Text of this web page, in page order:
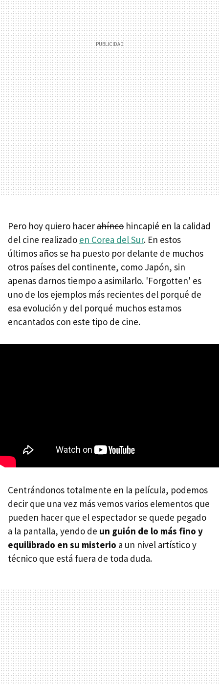
Pero hoy quiero hacerahínco hincapié en la calidad
del cine realizado en Corea del Sur. En estos
últimos años se ha puesto por delante de muchos
otros países del continente, como Japón, sin
apenas darnos tiempo a asimilarlo. 'Forgotten' es
uno de los ejemplos más recientes del porqué de
esa evolución y del porqué muchos estamos
encantados con este tipo de cine.
Centrándonos totalmente en la película, podemos
decir que una vez más vemos varios elementos que
pueden hacer que el espectador se quede pegado
a la pantalla, yendo de un guión de lo más fino y
equilibrado en su misterio a un nivel artístico y
técnico que está fuera de toda duda.